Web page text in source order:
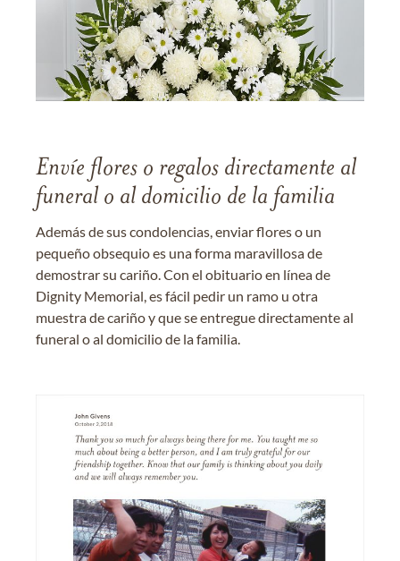
Envíe flores o regalos directamente al
funeral o al domicilio de la familia
Además de sus condolencias, enviar flores o un
pequeño obsequio es una forma maravillosa de
demostrar su cariño. Con el obituario en línea de
Dignity Memorial, es fácil pedir un ramo u otra
muestra de cariño y que se entregue directamente al
funeral o al domicilio de la familia.